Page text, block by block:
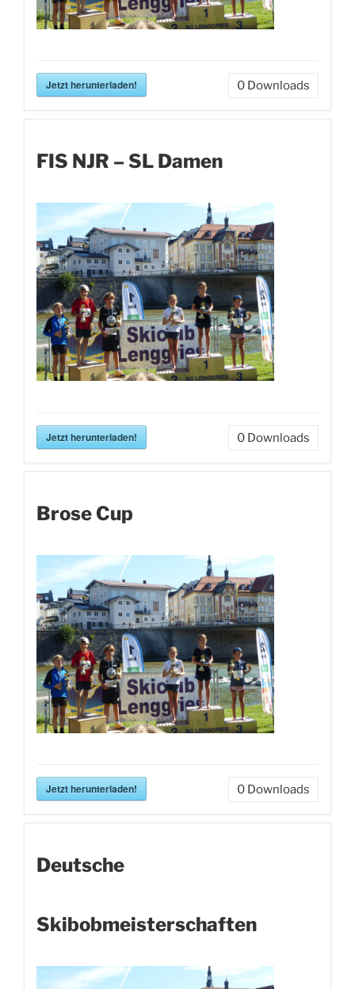
Jetzt herunterladen! 0 Downloads
FIS NJR – SL Damen
Jetzt herunterladen! 0 Downloads
Brose Cup
Jetzt herunterladen! 0 Downloads
Deutsche
Skibobmeisterschaften